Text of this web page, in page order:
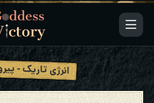
انرژی تاریک -